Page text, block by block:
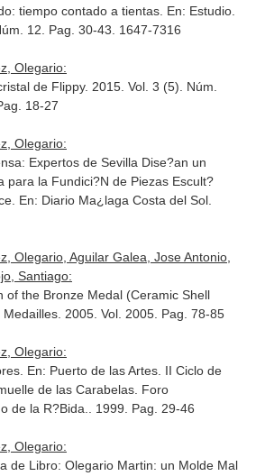
tiempo contado a tientas. En: Estudio.
12. Pag. 30-43. 1647-7316
Olegario:
de Flippy. 2015. Vol. 3 (5). Núm.
18-27
Olegario:
Expertos de Sevilla Dise?an un
para la Fundici?N de Piezas Escult?
En: Diario Ma¿laga Costa del Sol.
Olegario, Aguilar Galea, Jose Antonio,
Santiago:
of the Bronze Medal (Ceramic Shell
Medailles. 2005. Vol. 2005. Pag. 78-85
Olegario:
En: Puerto de las Artes. II Ciclo de
de las Carabelas. Foro
de la R?Bida.
. 1999. Pag. 29-46
Olegario:
de Libro: Olegario Martin: un Molde Mal